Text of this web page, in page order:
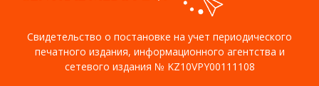
Свидетельство о постановке на учет периодического
печатного издания, информационного агентства и
сетевого издания № KZ10VPY00111108